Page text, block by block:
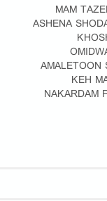
MAM
ASHENA
AMALETOON
KEH
NAKARDAM